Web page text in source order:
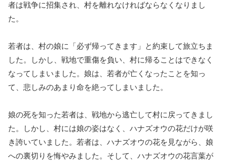
者は戦争に招集され、村を離れなければならなくなりまし
た。
若者は、村の娘に「必ず帰ってきます」と約束して旅立ちま
した。しかし、戦地で重傷を負い、村に帰ることはできなく
なってしまいました。娘は、若者が亡くなったことを知っ
て、悲しみのあまり命を絶ってしまいました。
娘の死を知った若者は、戦地から逃亡して村に戻ってきまし
た。しかし、村には娘の姿はなく、ハナズオウの花だけが咲
き誇いていました。若者は、ハナズオウの花を見ながら、娘
への裏切りを悔やみました。そして、ハナズオウの花言葉が